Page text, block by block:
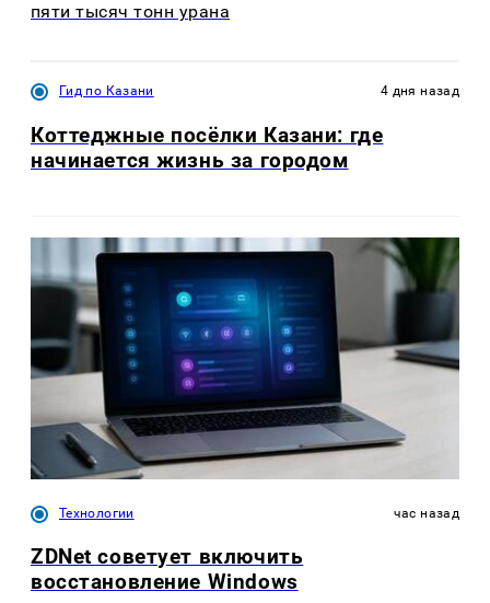
пяти тысяч тонн урана
Гид по Казани 4 дня назад
Коттеджные посёлки Казани: где
начинается жизнь за городом
Технологии час назад
ZDNet советует включить
восстановление Windows